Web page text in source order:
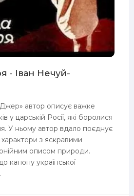
- Іван Нечуй-
автор описує важке
у царській Росії, які боролися
У ньому автор вдало поєднує
з яскравими
описом природи.
канону української